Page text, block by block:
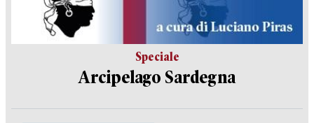
Speciale
Arcipelago Sardegna